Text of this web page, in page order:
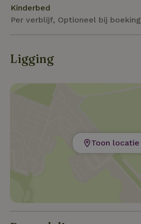
Kinderbed
Per verblijf, Optioneel bij boeking
Ligging
Toon locatie